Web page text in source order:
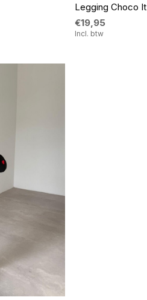
Legging Choco
€19,95
Incl. btw